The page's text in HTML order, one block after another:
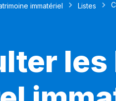
immatériel Listes